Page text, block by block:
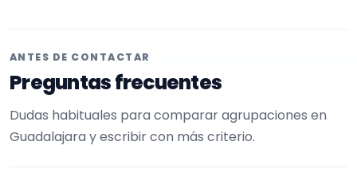
ANTES DE CONTACTAR
Preguntas frecuentes
Dudas habituales para comparar agrupaciones en
Guadalajara y escribir con más criterio.